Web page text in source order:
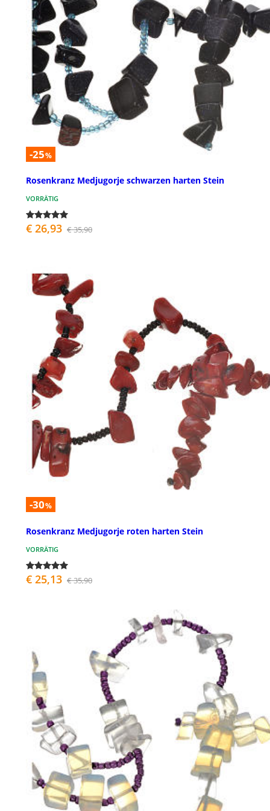
-25%
Rosenkranz Medjugorje schwarzen harten Stein
VORRÄTIG
€ 26,93 € 35,90
-30%
Rosenkranz Medjugorje roten harten Stein
VORRÄTIG
€ 25,13 € 35,90